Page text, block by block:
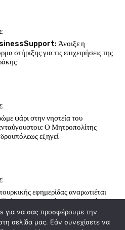
Άνοιξε η
στήριξης για τις επιχειρήσεις της
ψάρι στην νηστεία του
Ο Μητροπολίτης
εξηγεί
εφημερίδας αναρωτιέται
Τούρκοι προτιμούν τα ελληνικά
διακοπές
για να σας προσφέρουμε την
σελίδα μας. Εάν συνεχίσετε να